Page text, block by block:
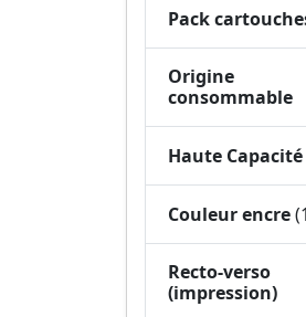
Pack
Origine
consommable
Haute Capacité
Couleur encre
Recto-verso
(impression)